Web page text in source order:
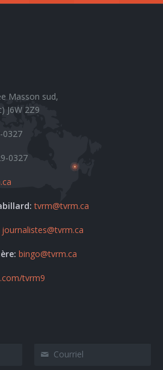
Masson sud,
J6W 2Z9
0327
0327
tvrm@tvrm.ca
journalistes@tvrm.ca
bingo@tvrm.ca
tvrm9